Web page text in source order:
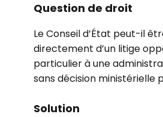
Question de droit
Le Conseil d’État peut-il
directement d’un litige
particulier à une
sans décision ministérielle
Solution